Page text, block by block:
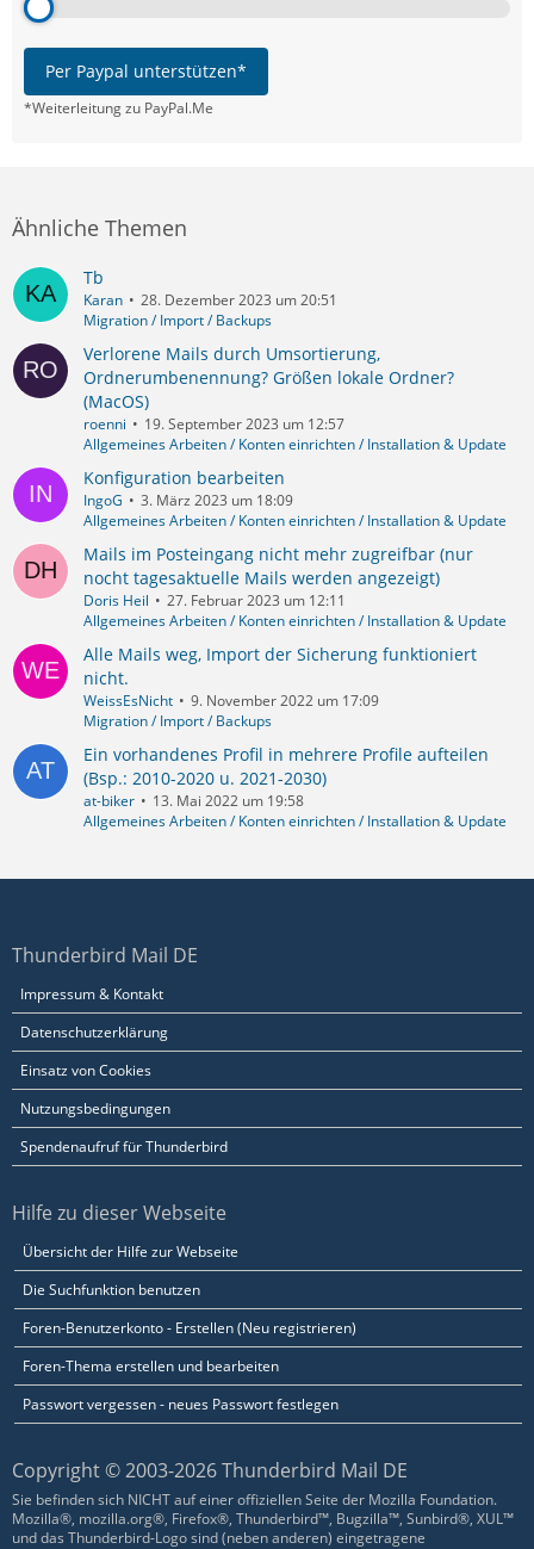
Per Paypal unterstützen*
*Weiterleitung zu PayPal.Me
Ähnliche Themen
Tb
Karan
28. Dezember 2023 um 20:51
Migration / Import / Backups
Verlorene Mails durch Umsortierung,
Ordnerumbenennung? Größen lokale Ordner?
(MacOS)
roenni
19. September 2023 um 12:57
Allgemeines Arbeiten / Konten einrichten / Installation & Update
Konfiguration bearbeiten
IngoG
3. März 2023 um 18:09
Allgemeines Arbeiten / Konten einrichten / Installation & Update
Mails im Posteingang nicht mehr zugreifbar (nur
nocht tagesaktuelle Mails werden angezeigt)
Doris Heil
27. Februar 2023 um 12:11
Allgemeines Arbeiten / Konten einrichten / Installation & Update
Alle Mails weg, Import der Sicherung funktioniert
nicht.
WeissEsNicht
9. November 2022 um 17:09
Migration / Import / Backups
Ein vorhandenes Profil in mehrere Profile aufteilen
(Bsp.: 2010-2020 u. 2021-2030)
at-biker
13. Mai 2022 um 19:58
Allgemeines Arbeiten / Konten einrichten / Installation & Update
Thunderbird Mail DE
Impressum & Kontakt
Datenschutzerklärung
Einsatz von Cookies
Nutzungsbedingungen
Spendenaufruf für Thunderbird
Hilfe zu dieser Webseite
Übersicht der Hilfe zur Webseite
Die Suchfunktion benutzen
Foren-Benutzerkonto - Erstellen (Neu registrieren)
Foren-Thema erstellen und bearbeiten
Passwort vergessen - neues Passwort festlegen
Copyright © 2003-2026 Thunderbird Mail DE
Sie befinden sich NICHT auf einer offiziellen Seite der Mozilla Foundation.
Mozilla®, mozilla.org®, Firefox®, Thunderbird™, Bugzilla™, Sunbird®, XUL™
und das Thunderbird-Logo sind (neben anderen) eingetragene